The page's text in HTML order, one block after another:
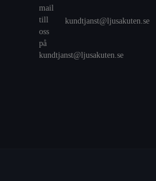
kundtjanst@ljusakuten.se